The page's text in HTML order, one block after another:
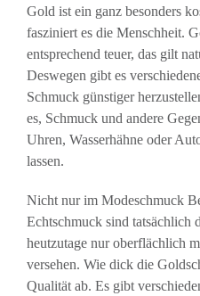
Gold ist ein ganz besonders
fasziniert es die Menschheit.
entsprechend teuer, das gilt
Deswegen gibt es
Schmuck günstiger
es, Schmuck und andere
Uhren, Wasserhähne oder
lassen.
Nicht nur im Modeschmuck
Echtschmuck sind tatsächlich
heutzutage nur oberflächlich
versehen. Wie dick die
Qualität ab. Es gibt